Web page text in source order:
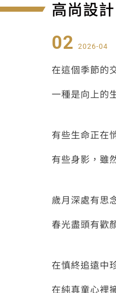
高尚設
02 2026-04
在這個季節的
一種是向上的
有些生命正在
有些身影，雖
歲月深處有思
春光盡頭有歡
在慎終追遠中
在純真童心裡